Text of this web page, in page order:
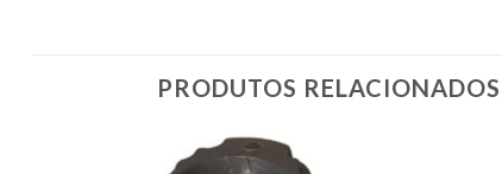
PRODUTOS RELACIONADOS